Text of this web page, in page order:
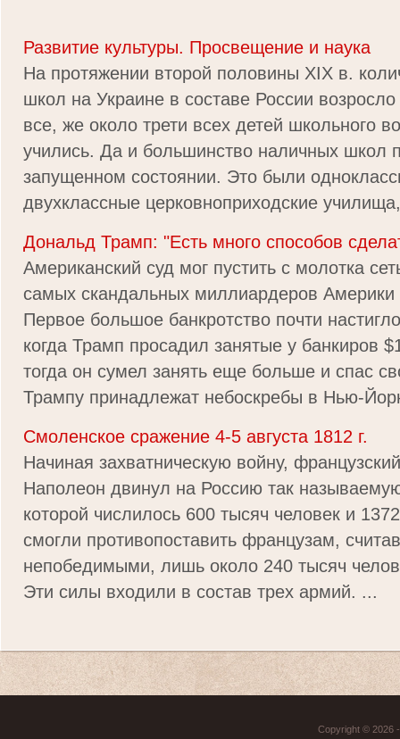
Развитие культуры. Просвещение и наука
На протяжении второй половины XIX в.
школ на Украине в составе России
все, же около трети всех детей школьного
учились. Да и большинство наличных школ
запущенном состоянии. Это были
двухклассные церковноприходские
Дональд Трамп: "Есть много способов
Американский суд мог пустить с молотка
самых скандальных миллиардеров
Первое большое банкротство почти
когда Трамп просадил занятые у банкиров
тогда он сумел занять еще больше и спас
Трампу принадлежат небоскребы в Нью-
Смоленское сражение 4-5 августа 1812 г.
Начиная захватническую войну,
Наполеон двинул на Россию так
которой числилось 600 тысяч человек и
смогли противопоставить французам,
непобедимыми, лишь около 240 тысяч
Эти силы входили в состав трех армий. ...
Copyright © 2026